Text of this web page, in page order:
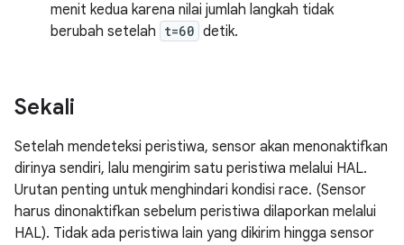
menit kedua karena nilai jumlah langkah tidak
berubah setelah t=60 detik.
Sekali
Setelah mendeteksi peristiwa, sensor akan menonaktifkan
dirinya sendiri, lalu mengirim satu peristiwa melalui HAL.
Urutan penting untuk menghindari kondisi race. (Sensor
harus dinonaktifkan sebelum peristiwa dilaporkan melalui
HAL). Tidak ada peristiwa lain yang dikirim hingga sensor